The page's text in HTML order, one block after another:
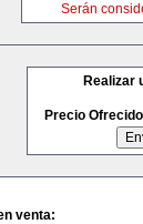
Serán
Realizar
Precio
venta: